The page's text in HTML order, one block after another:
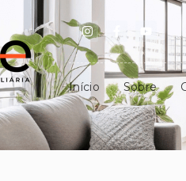
Início Sobre